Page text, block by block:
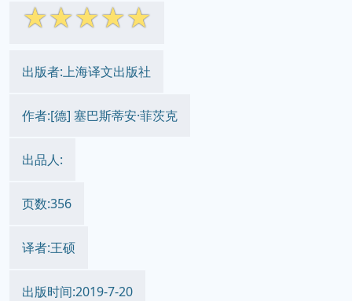
☆☆☆☆☆
出版者:上海译文出版社
作者:[德] 塞巴斯蒂安·菲茨克
出品人:
页数:356
译者:王硕
出版时间:2019-7-20